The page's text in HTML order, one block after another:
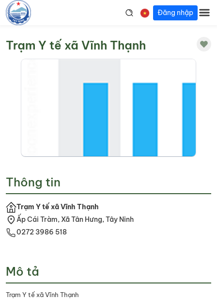
Đăng nhập
Trạm Y tế xã Vĩnh Thạnh
Thông tin
Trạm Y tế xã Vĩnh Thạnh
Ấp Cái Tràm, Xã Tân Hưng, Tây Ninh
0272 3986 518
Mô tả
Trạm Y tế xã Vĩnh Thạnh